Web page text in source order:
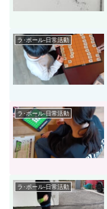
ラ･ポール-日常活動
ラ･ポール-日常活動
ラ･ポール-日常活動